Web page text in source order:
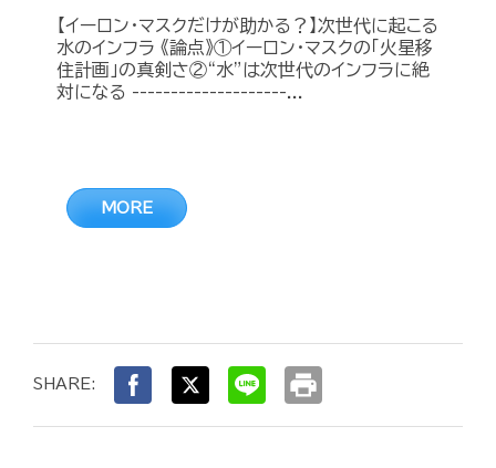
【イーロン・マスクだけが助かる？】次世代に起こる
水のインフラ 《論点》①イーロン・マスクの「火星移
住計画」の真剣さ②“水”は次世代のインフラに絶
対になる --------------------...
MORE
SHARE: print